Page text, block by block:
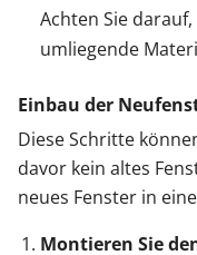
Achten Sie
umliegende
Einbau der
Diese Schritte
davor kein altes
neues Fenster in
Montieren Sie